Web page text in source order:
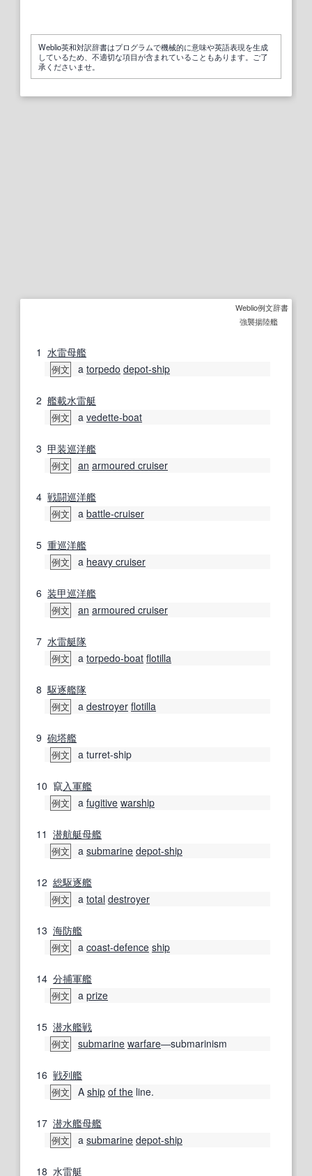
Weblio英和対訳辞書はプログラムで機械的に意味や英語表現を生成
しているため、不適切な項目が含まれていることもあります。ご了
承くださいませ。
Weblio例文辞書
強襲揚陸艦
1 水雷母艦
例文 a torpedo depot-ship
2 艦載水雷艇
例文 a vedette-boat
3 甲装巡洋艦
例文 an armoured cruiser
4 戦闘巡洋艦
例文 a battle-cruiser
5 重巡洋艦
例文 a heavy cruiser
6 装甲巡洋艦
例文 an armoured cruiser
7 水雷艇隊
例文 a torpedo-boat flotilla
8 駆逐艦隊
例文 a destroyer flotilla
9 砲塔艦
例文 a turret-ship
10 竄入軍艦
例文 a fugitive warship
11 潜航艇母艦
例文 a submarine depot-ship
12 総駆逐艦
例文 a total destroyer
13 海防艦
例文 a coast-defence ship
14 分捕軍艦
例文 a prize
15 潜水艦戦
例文 submarine warfare―submarinism
16 戦列艦
例文 A ship of the line.
17 潜水艦母艦
例文 a submarine depot-ship
18 水雷艇